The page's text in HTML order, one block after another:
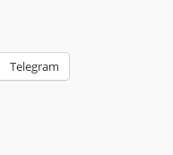
Telegram